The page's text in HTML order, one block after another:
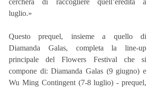
cercherà di raccogliere quell’eredità a
luglio.»
Questo prequel, insieme a quello di
Diamanda Galas, completa la line-up
principale del Flowers Festival che si
compone di: Diamanda Galas (9 giugno) e
Wu Ming Contingent (7-8 luglio) - prequel,